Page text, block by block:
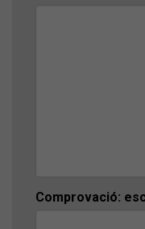
Comprovació: